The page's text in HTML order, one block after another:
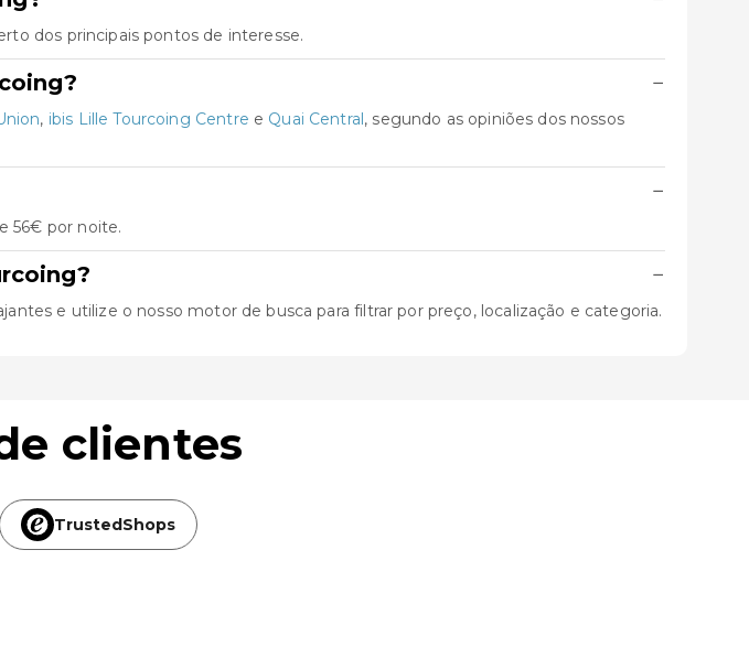
dos principais pontos de interesse.
−
, ibis Lille Tourcoing Centre e Quai Central, segundo as opiniões dos nossos
−
56€ por noite.
−
e utilize o nosso motor de busca para filtrar por preço, localização e categoria.
clientes
TrustedShops